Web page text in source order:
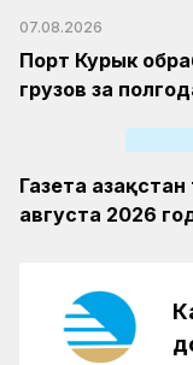
07.08.2026
Порт Курык
грузов за
Газета
августа 2026